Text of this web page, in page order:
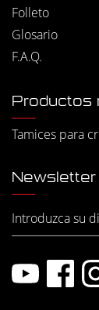
Folleto
Glosario
F.A.Q.
Productos
Tamices para
Newsletter